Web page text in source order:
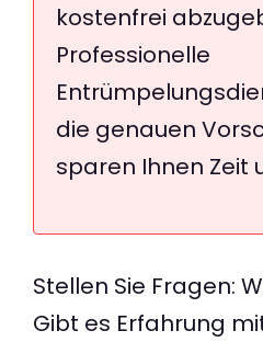
kostenfrei
Professionelle
die genauen
sparen Ihnen Zeit
Stellen Sie Fragen:
Gibt es Erfahrung